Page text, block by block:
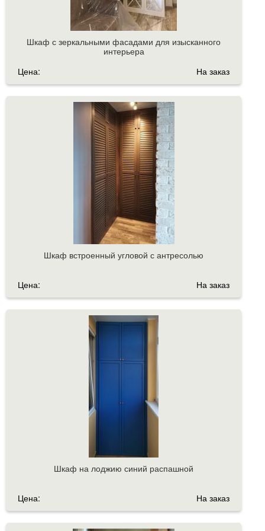
Шкаф с зеркальными фасадами для изысканного
интерьера
Цена:
На заказ
Шкаф встроенный угловой с антресолью
Цена: На заказ
Шкаф на лоджию синий распашной
Цена: На заказ